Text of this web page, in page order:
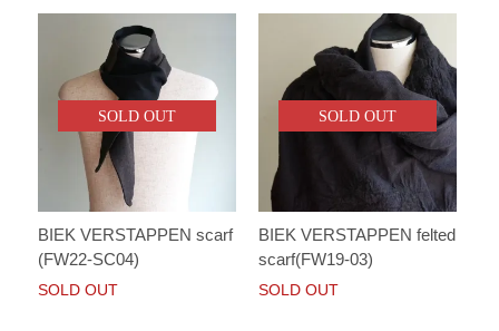
SOLD OUT
BIEK VERSTAPPEN scarf
(FW22-SC04)
SOLD OUT
SOLD OUT
BIEK VERSTAPPEN felted
scarf(FW19-03)
SOLD OUT